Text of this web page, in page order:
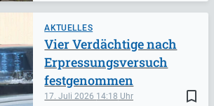
AKTUELLES
bookmark_border
17. Juli 2026 14:18
Vier Verdächtige nach
Erpressungsversuch
festgenommen